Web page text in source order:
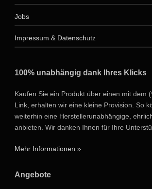
Jobs
Impressum & Datenschutz
100% unabhängig dank Ihres Klicks
Kaufen Sie ein Produkt über einen mit dem
Link, erhalten wir eine kleine Provision. So
weiterhin eine Herstellerunabhängige,
anbieten. Wir danken Ihnen für Ihre
Mehr Informationen »
Angebote